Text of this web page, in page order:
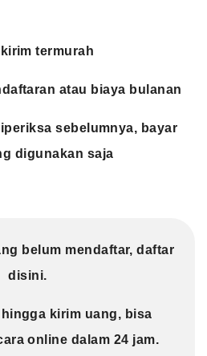
termurah
atau biaya bulanan
sebelumnya, bayar
digunakan saja
belum mendaftar, daftar
disini.
kirim uang, bisa
online dalam 24 jam.